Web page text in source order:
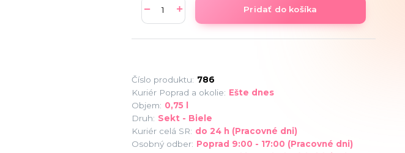
Pridať do košíka
Číslo produktu: 786
Kuriér Poprad a okolie: Ešte dnes
Objem: 0,75 l
Druh: Sekt - Biele
Kuriér celá SR: do 24 h (Pracovné dni)
Osobný odber: Poprad 9:00 - 17:00 (Pracovné dni)